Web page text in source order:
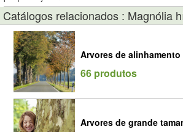
Catálogos relacionados : Magnólia
Arvores de alinhamento
66 produtos
Arvores de grande